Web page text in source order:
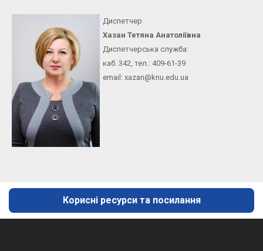
Диспетчер
Хазан Тетяна Анатоліївна
Диспетчерська служба:
каб. 342, тел.: 409-61-39
email: xazan@knu.edu.ua
Корисні ресурси та посилання